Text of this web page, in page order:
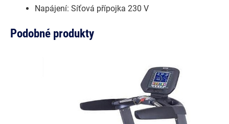
Napájení: Síťová přípojka 230 V
Podobné produkty